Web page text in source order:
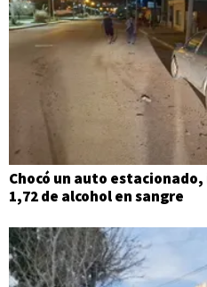
Chocó un auto
1,72 de alcohol en sangre